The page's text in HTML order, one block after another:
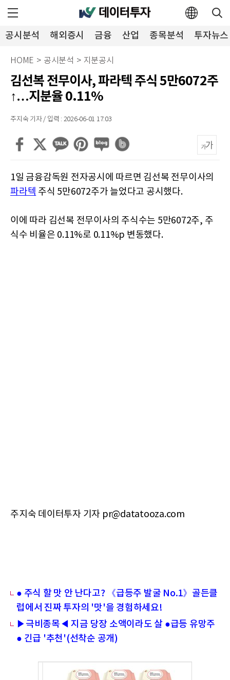
공시분석 해외증시 금융 산업 종목분석 투자뉴스
HOME > 공시분석 > 지분공시
김선복 전무이사, 파라텍 주식 5만6072주
↑…지분율 0.11%
주지숙 기자 / 입력 : 2026-06-01 17:03
1일 금융감독원 전자공시에 따르면 김선복 전무이사의
파라텍 주식 5만6072주가 늘었다고 공시했다.
이에 따라 김선복 전무이사의 주식수는 5만6072주, 주
식수 비율은 0.11%로 0.11%p 변동했다.
주지숙 데이터투자 기자 pr@datatooza.com
● 주식 할 맛 안 난다고? 《급등주 발굴 No.1》골든클
럽에서 진짜 투자의 '맛'을 경험하세요!
▶극비종목◀ 지금 당장 소액이라도 살 ●급등 유망주
● 긴급 '추천'(선착순 공개)